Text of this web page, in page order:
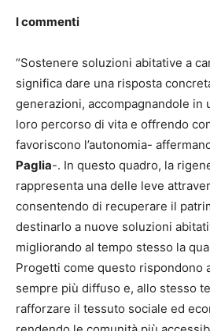
I commenti
“Sostenere soluzioni abitative a
significa dare una risposta
generazioni, accompagnandole in
loro percorso di vita e offrendo
favoriscono l’autonomia-
Paglia-. In questo quadro, la
rappresenta una delle leve
consentendo di recuperare il
destinarlo a nuove soluzioni
migliorando al tempo stesso la
Progetti come questo rispondono
sempre più diffuso e, allo stesso
rafforzare il tessuto sociale ed